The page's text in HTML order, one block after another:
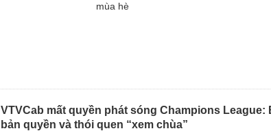
mùa hè
VTVCab mất quyền phát sóng Champions League:
bản quyền và thói quen “xem chùa”